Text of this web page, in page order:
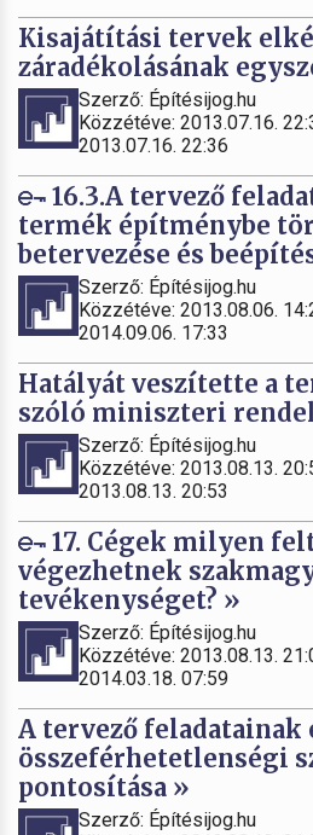
Kisajátítási tervek
záradékolásának
Szerző: Építésijog.hu
Közzétéve: 2013.07.16.
2013.07.16. 22:36
16.3.A tervező
termék építménybe
betervezése és
Szerző: Építésijog.hu
Közzétéve: 2013.08.06.
2014.09.06. 17:33
Hatályát veszítette a
szóló miniszteri
Szerző: Építésijog.hu
Közzétéve: 2013.08.13.
2013.08.13. 20:53
17. Cégek milyen
végezhetnek
tevékenységet? »
Szerző: Építésijog.hu
Közzétéve: 2013.08.13.
2014.03.18. 07:59
A tervező feladatainak
összeférhetetlenségi
pontosítása »
Szerző: Építésijog.hu